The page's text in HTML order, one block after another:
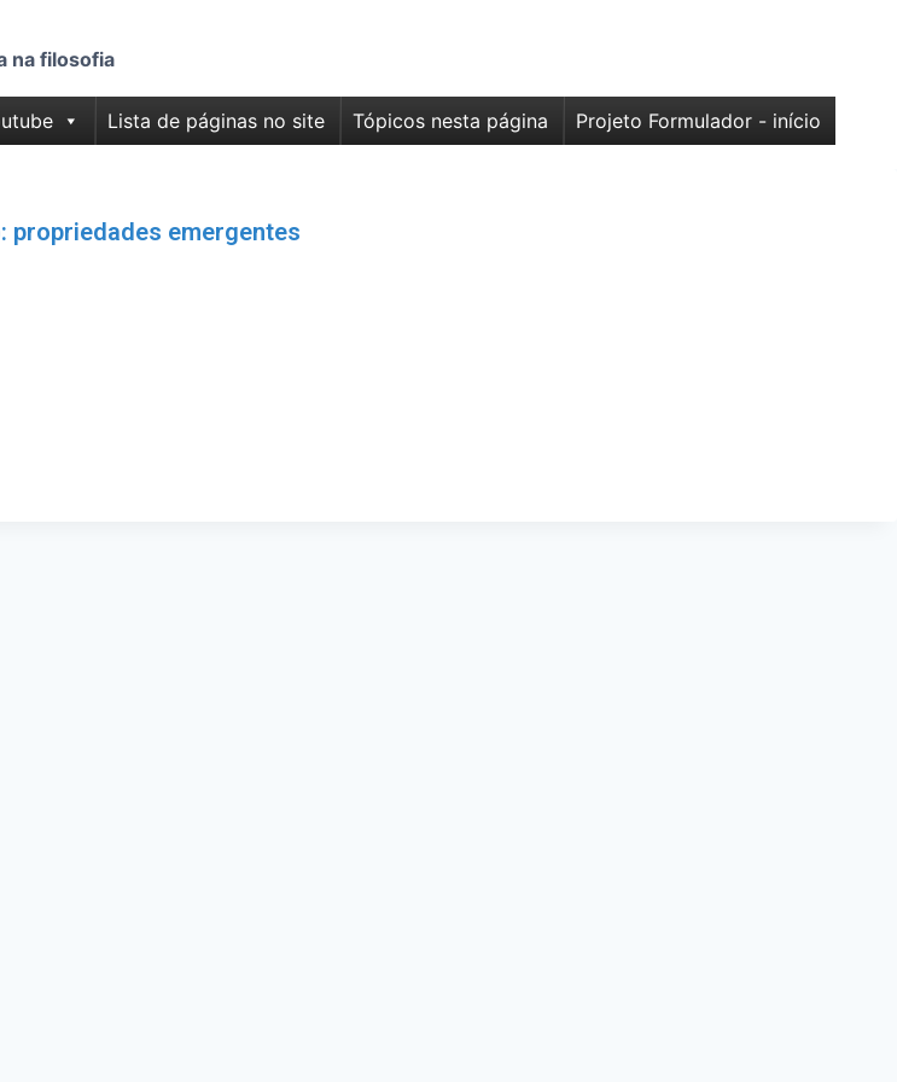
na filosofia
Lista de páginas no site Tópicos nesta página Projeto Formulador - início
propriedades emergentes